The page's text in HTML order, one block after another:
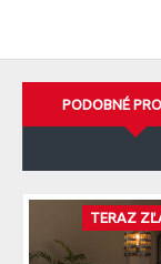
PODOBNÉ
TERAZ